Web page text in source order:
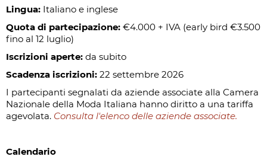
Lingua: Italiano e inglese
Quota di partecipazione: €4.000 + IVA (early bird €3.500
fino al 12 luglio)
Iscrizioni aperte: da subito
Scadenza iscrizioni: 22 settembre 2026
I partecipanti segnalati da aziende associate alla Camera
Nazionale della Moda Italiana hanno diritto a una tariffa
agevolata. Consulta l'elenco delle aziende associate.
Calendario